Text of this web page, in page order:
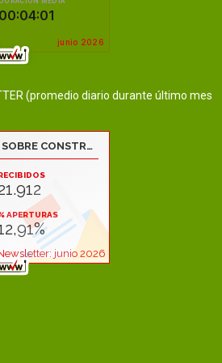
(promedio diario durante último mes